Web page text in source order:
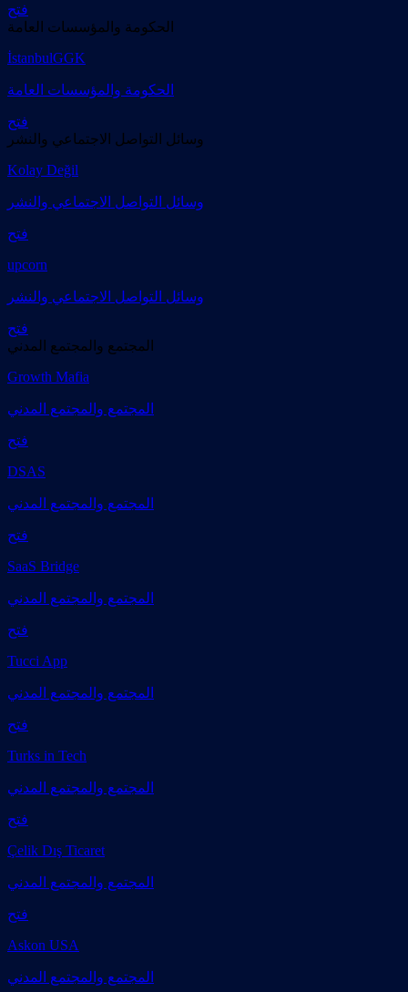
فتح
الحكومة والمؤسسات العامة
İstanbulGGK
الحكومة والمؤسسات العامة
فتح
وسائل التواصل الاجتماعي والنشر
Kolay Değil
وسائل التواصل الاجتماعي والنشر
فتح
upcorn
وسائل التواصل الاجتماعي والنشر
فتح
المجتمع والمجتمع المدني
Growth Mafia
المجتمع والمجتمع المدني
فتح
DSAS
المجتمع والمجتمع المدني
فتح
SaaS Bridge
المجتمع والمجتمع المدني
فتح
Tucci App
المجتمع والمجتمع المدني
فتح
Turks in Tech
المجتمع والمجتمع المدني
فتح
Çelik Dış Ticaret
المجتمع والمجتمع المدني
فتح
Askon USA
المجتمع والمجتمع المدني